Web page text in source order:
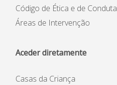
Código de Ética e de Conduta
Áreas de Intervenção
Aceder diretamente
Casas da Criança